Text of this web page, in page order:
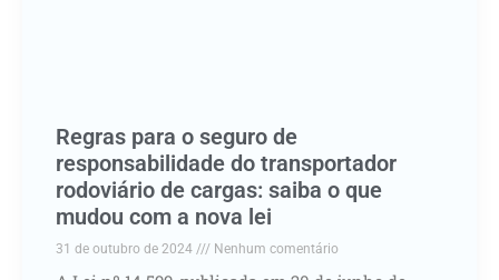
Regras para o seguro de
responsabilidade do transportador
rodoviário de cargas: saiba o que
mudou com a nova lei
31 de outubro de 2024 Nenhum comentário